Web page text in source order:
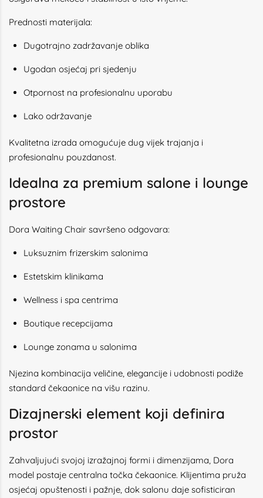
Prednosti materijala:
Dugotrajno zadržavanje oblika
Ugodan osjećaj pri sjedenju
Otpornost na profesionalnu uporabu
Lako održavanje
Kvalitetna izrada omogućuje dug vijek trajanja i
profesionalnu pouzdanost.
Idealna za premium salone i lounge
prostore
Dora Waiting Chair savršeno odgovara:
Luksuznim frizerskim salonima
Estetskim klinikama
Wellness i spa centrima
Boutique recepcijama
Lounge zonama u salonima
Njezina kombinacija veličine, elegancije i udobnosti podiže
standard čekaonice na višu razinu.
Dizajnerski element koji definira
prostor
Zahvaljujući svojoj izražajnoj formi i dimenzijama, Dora
model postaje centralna točka čekaonice. Klijentima pruža
osjećaj opuštenosti i pažnje, dok salonu daje sofisticiran